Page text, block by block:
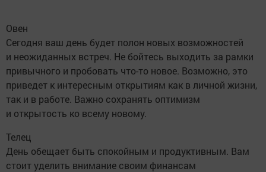
Овен
Сегодня ваш день будет полон новых возможностей
и неожиданных встреч. Не бойтесь выходить за рамки
привычного и пробовать что-то новое. Возможно, это
приведет к интересным открытиям как в личной жизни,
так и в работе. Важно сохранять оптимизм
и открытость ко всему новому.
Телец
День обещает быть спокойным и продуктивным. Вам
стоит уделить внимание своим финансам